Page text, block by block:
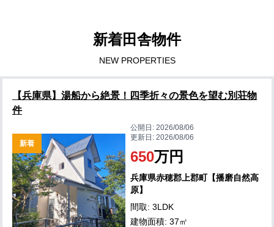
新着田舎物件
NEW PROPERTIES
【兵庫県】湯船から絶景！四季折々の景色を望む別荘物
件
新着
公開日:2026/08/06
更新日:2026/08/06
650万円
兵庫県赤穂郡上郡町【播磨自然高
原】
間取: 3LDK
建物面積: 37㎡